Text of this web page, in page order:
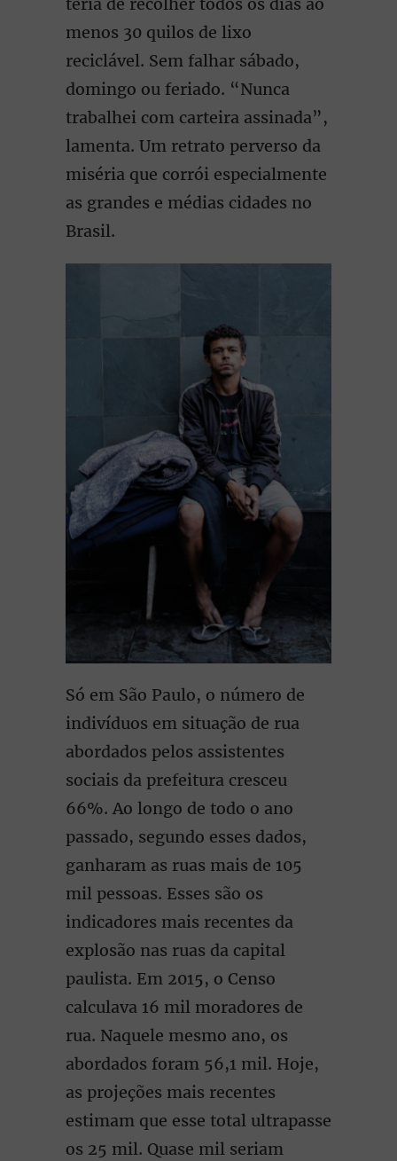
menos 30 quilos de lixo
reciclável. Sem falhar sábado,
domingo ou feriado. “Nunca
trabalhei com carteira assinada”,
lamenta. Um retrato perverso da
miséria que corrói especialmente
as grandes e médias cidades no
Brasil.
Só em São Paulo, o número de
indivíduos em situação de rua
abordados pelos assistentes
sociais da prefeitura cresceu
66%. Ao longo de todo o ano
passado, segundo esses dados,
ganharam as ruas mais de 105
mil pessoas. Esses são os
indicadores mais recentes da
explosão nas ruas da capital
paulista. Em 2015, o Censo
calculava 16 mil moradores de
rua. Naquele mesmo ano, os
abordados foram 56,1 mil. Hoje,
as projeções mais recentes
estimam que esse total ultrapasse
os 25 mil. Quase mil seriam